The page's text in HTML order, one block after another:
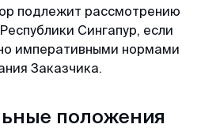
подлежит рассмотрению
Сингапур, если
императивными нормами
Заказчика.
положения